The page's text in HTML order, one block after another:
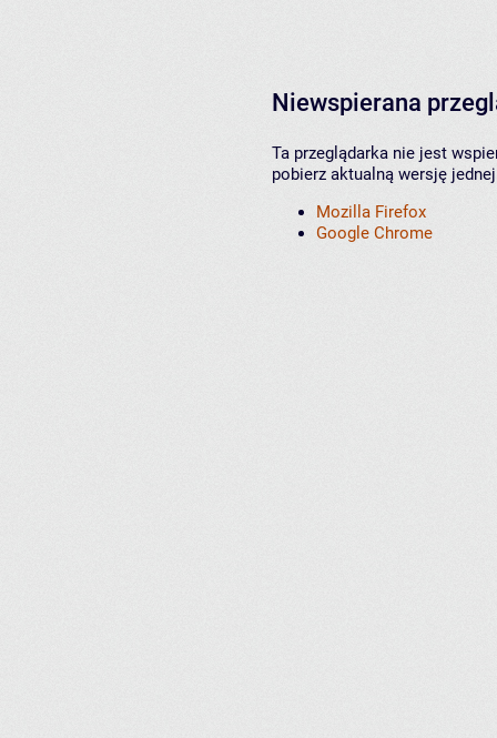
Niewspierana
Ta przeglądarka nie jest
pobierz aktualną wersję
Mozilla Firefox
Google Chrome